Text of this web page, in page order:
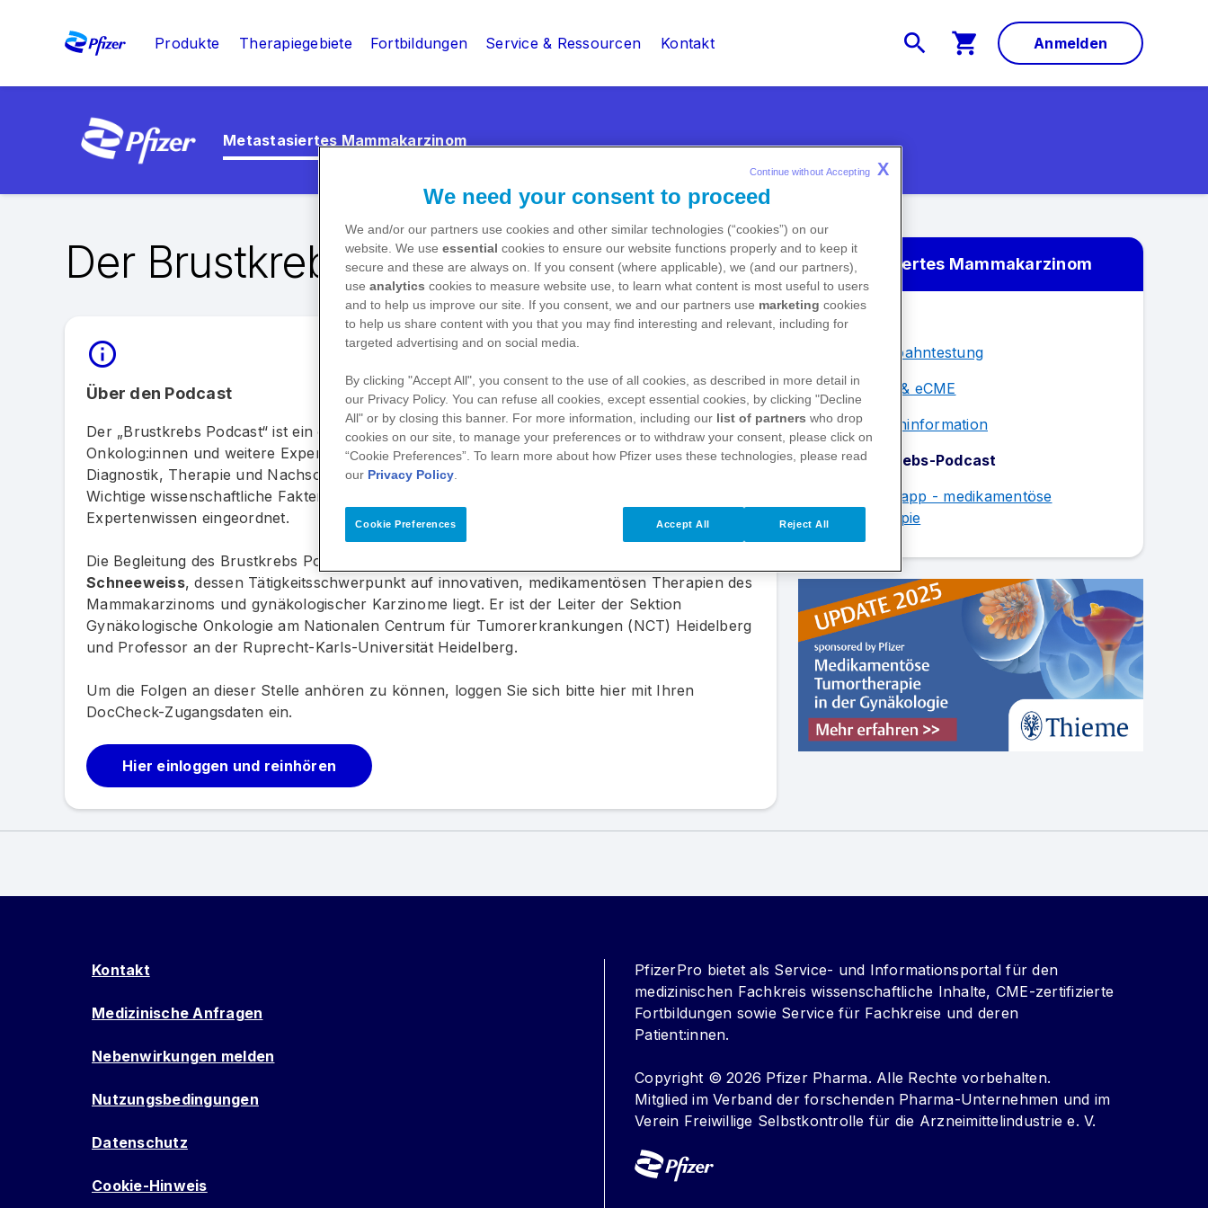
Anmelden
Produkte Therapiegebiete Fortbildungen Service & Ressourcen Kontakt
Metastasiertes Mammakarzinom
Der Brustkrebs-Podcast
Über den Podcast
Der „Brustkrebs Podcast“ ist ein on-demand Fortbildungsformat, bei dem Gynonkolog:innen,
Onkolog:innen und weitere Expert:innen aus den verschiedenen Fachbereichen über die
Diagnostik, Therapie und Nachsorge rund um das Mammakarzinom in den Austausch treten.
Wichtige wissenschaftliche Fakten werden dabei in kleine Häppchen verpackt und durch das
Expertenwissen eingeordnet.
Die Begleitung des Brustkrebs Podcasts erfolgt durch Herrn
Schneeweiss, dessen Tätigkeitsschwerpunkt auf innovativen, medikamentösen Therapien des
Mammakarzinoms und gynäkologischer Karzinome liegt. Er ist der Leiter der Sektion
Gynäkologische Onkologie am Nationalen Centrum für Tumorerkrankungen (NCT) Heidelberg
und Professor an der Ruprecht-Karls-Universität Heidelberg.
Um die Folgen an dieser Stelle anhören zu können, loggen Sie sich bitte hier mit Ihren
DocCheck-Zugangsdaten ein.
Hier einloggen und reinhören
Metastasiertes Mammakarzinom
Übersicht
-Keimbahntestung
Fortbildung & eCME
Patient:inneninformation
Der Brustkrebs-Podcast
Die Wissensapp - medikamentöse
Tumortherapie
Kontakt
Medizinische Anfragen
Nebenwirkungen melden
Nutzungsbedingungen
Datenschutz
Cookie-Hinweis
PfizerPro bietet als Service- und Informationsportal für den
medizinischen Fachkreis wissenschaftliche Inhalte, CME-zertifizierte
Fortbildungen sowie Service für Fachkreise und deren
Patient:innen.
Copyright © 2026 Pfizer Pharma. Alle Rechte vorbehalten.
Mitglied im Verband der forschenden Pharma-Unternehmen und im
Verein Freiwillige Selbstkontrolle für die Arzneimittelindustrie e. V.
We need your consent to proceed
We and/or our partners use cookies and other similar technologies (“cookies”) on our
website. We use essential cookies to ensure our website functions properly and to keep it
secure and these are always on. If you consent (where applicable), we (and our partners),
use analytics cookies to measure website use, to learn what content is most useful to users
and to help us improve our site. If you consent, we and our partners use marketing cookies
to help us share content with you that you may find interesting and relevant, including for
targeted advertising and on social media.
By clicking "Accept All", you consent to the use of all cookies, as described in more detail in
our Privacy Policy. You can refuse all cookies, except essential cookies, by clicking "Decline
All" or by closing this banner. For more information, including our list of partners who drop
cookies on our site, to manage your preferences or to withdraw your consent, please click on
“Cookie Preferences”. To learn more about how Pfizer uses these technologies, please read
our Privacy Policy
Cookie Preferences Reject All
Accept All
Continue without Accepting X